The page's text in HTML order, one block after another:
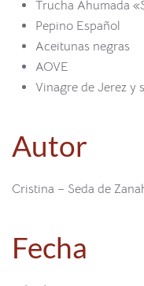
Trucha Ahumada
Pepino Español
Aceitunas negras
AOVE
Vinagre de Jerez y
Autor
Cristina – Seda de
Fecha